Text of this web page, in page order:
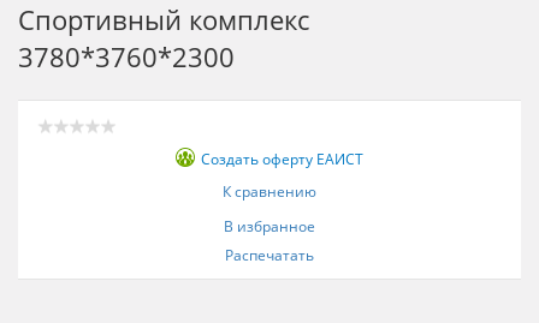
Спортивный комплекс
3780*3760*2300
Создать оферту ЕАИСТ
К сравнению
В избранное
Распечатать